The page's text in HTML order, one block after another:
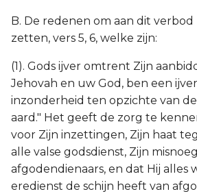
B. De redenen om aan dit
zetten, vers 5, 6, welke zijn:
(1). Gods ijver omtrent Zijn
Jehovah en uw God, ben een
inzonderheid ten opzichte van
aard." Het geeft de zorg te
voor Zijn inzettingen, Zijn haat
alle valse godsdienst, Zijn
afgodendienaars, en dat Hij alles
eredienst de schijn heeft van